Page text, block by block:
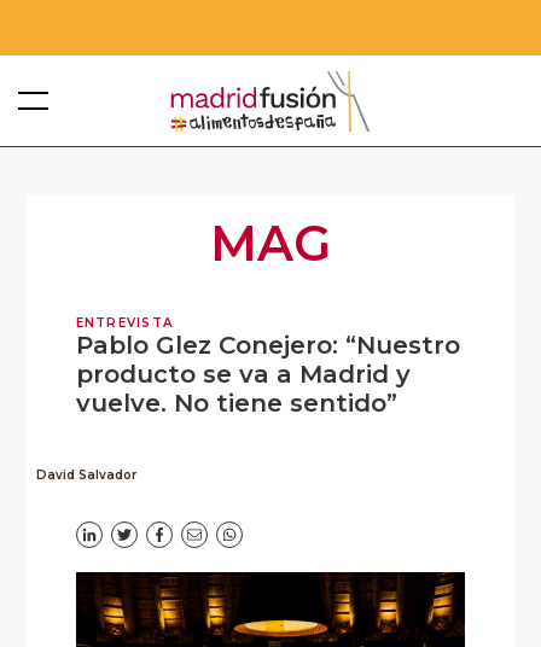
MAG
ENTREVISTA
Pablo Glez Conejero: “Nuestro
producto se va a Madrid y
vuelve. No tiene sentido”
David Salvador